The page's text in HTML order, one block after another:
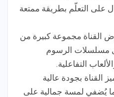
على التعلّم بطريقة ممتعة
القناة مجموعة كبيرة من
مسلسلات الرسوم
التفاعلية.
القناة بجودة عالية
يُضفي لمسة جمالية على